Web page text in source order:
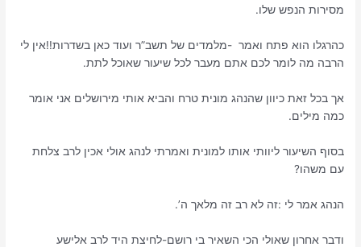
מסירות הנפש שלו.
כהרגלו הוא פתח ואמר -מלמדים של תשב”ר ועוד כאן בשדרות!!אין לי
הרבה מה לומר לכם אתם מעבר לכל שיעור שאוכל לתת.
אך בכל זאת כיוון שהנהג מונית טרח והביא אותי מירושלים אני אומר
כמה מילים.
בסוף השיעור ליוותי אותו למונית ואמרתי לנהג אולי אכין לרב צלחת
עם משהו?
הנהג אמר לי :זה לא רב זה מלאך ה’.
ודבר אחרון שאולי הכי השאיר בי רושם-לחיצת היד לרב אלישע